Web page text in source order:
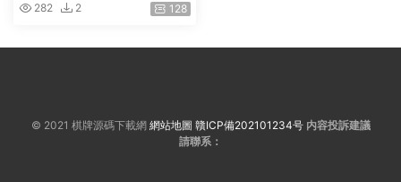
282 2 128
© 2021 棋牌源碼下載網 網站地圖 贛ICP備202101234号 内容投訴建議
請聯系：